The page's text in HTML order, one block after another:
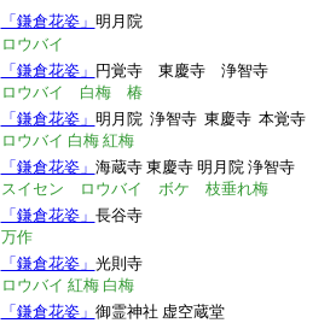
「鎌倉花姿」 明月院
ロウバイ
「鎌倉花姿」 円覚寺 東慶寺 浄智寺
ロウバイ 白梅 椿
「鎌倉花姿」 明月院 浄智寺 東慶寺 本覚寺
ロウバイ 白梅 紅梅
「鎌倉花姿」 海蔵寺 東慶寺 明月院 浄智寺
スイセン ロウバイ ボケ 枝垂れ梅
「鎌倉花姿」 長谷寺
万作
「鎌倉花姿」 光則寺
ロウバイ 紅梅 白梅
「鎌倉花姿」 御霊神社 虚空蔵堂